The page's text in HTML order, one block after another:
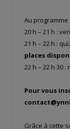
Au programme :
20 h – 21 h :
21 h – 22 h :
places
22 h – 22 h 30
Pour vous
Grâce à cette